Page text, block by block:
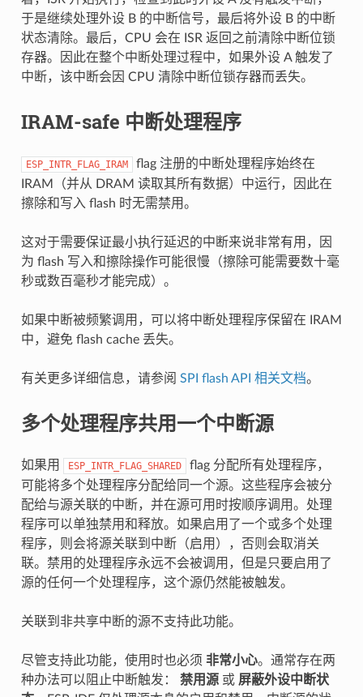
于是继续处理外设 B 的中断信号，最后将外设 B 的中断
状态清除。最后，CPU 会在 ISR 返回之前清除中断位锁
存器。因此在整个中断处理过程中，如果外设 A 触发了
中断，该中断会因 CPU 清除中断位锁存器而丢失。
IRAM-safe 中断处理程序
ESP_INTR_FLAG_IRAM
flag 注册的中断处理程序始终在
IRAM（并从 DRAM 读取其所有数据）中运行，因此在
擦除和写入 flash 时无需禁用。
这对于需要保证最小执行延迟的中断来说非常有用，因
为 flash 写入和擦除操作可能很慢（擦除可能需要数十毫
秒或数百毫秒才能完成）。
如果中断被频繁调用，可以将中断处理程序保留在 IRAM
中，避免 flash cache 丢失。
有关更多详细信息，请参阅 SPI flash API 相关文档。
多个处理程序共用一个中断源
如果用 ESP_INTR_FLAG_SHARED
flag 分配所有处理程序，
可能将多个处理程序分配给同一个源。这些程序会被分
配给与源关联的中断，并在源可用时按顺序调用。处理
程序可以单独禁用和释放。如果启用了一个或多个处理
程序，则会将源关联到中断（启用），否则会取消关
联。禁用的处理程序永远不会被调用，但是只要启用了
源的任何一个处理程序，这个源仍然能被触发。
关联到非共享中断的源不支持此功能。
尽管支持此功能，使用时也必须 非常小心。通常存在两
种办法可以阻止中断触发： 禁用源或 屏蔽外设中断状